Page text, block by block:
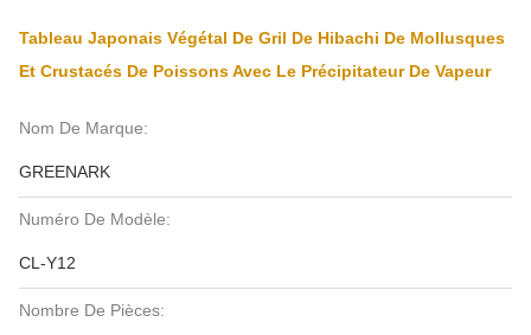
Tableau Japonais Végétal De Gril De Hibachi De Mollusques
Et Crustacés De Poissons Avec Le Précipitateur De Vapeur
Nom De Marque:
GREENARK
Numéro De Modèle:
CL-Y12
Nombre De Pièces: